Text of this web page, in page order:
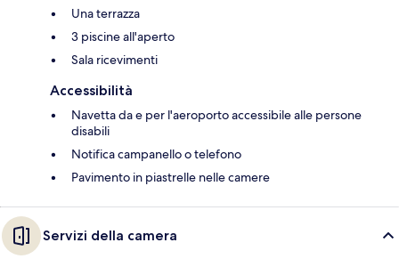
Una terrazza
3 piscine all'aperto
Sala ricevimenti
Accessibilità
Navetta da e per l'aeroporto accessibile alle persone
disabili
Notifica campanello o telefono
Pavimento in piastrelle nelle camere
Servizi della camera